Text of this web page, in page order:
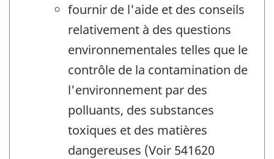
fournir de l'aide et des conseils
relativement à des questions
environnementales telles que le
contrôle de la contamination de
l'environnement par des
polluants, des substances
toxiques et des matières
dangereuses (Voir 541620